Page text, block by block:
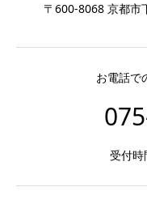
〒600-8068 京都市
お電話で
受付